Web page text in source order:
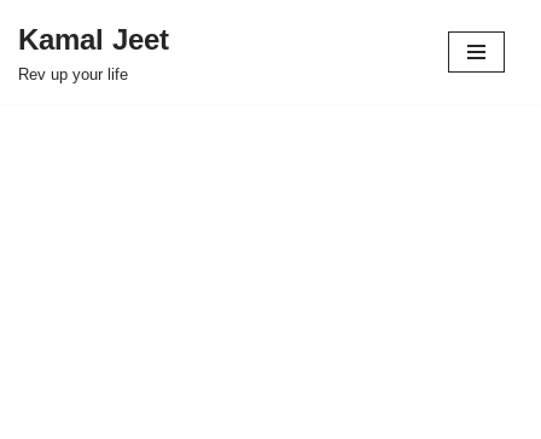
Skip
Kamal Jeet
Rev up your life